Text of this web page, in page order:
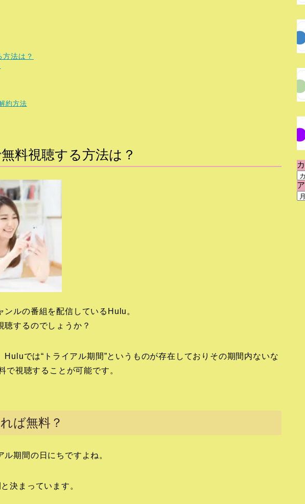
法は？
約方法
料視聴する方法は？
ンルの番組を配信しているHulu。
聴するのでしょうか？
では“トライアル期間”というものが存在しておりその期間内ないな
で視聴することが可能です。
ば無料？
期間の日にちですよね。
決まっています。
カ
テ
ゴ
ア